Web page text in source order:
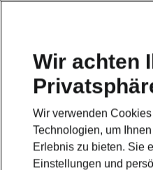
Wir achten
Wir verwenden
Technologien, um
Erlebnis zu bieten. Sie
Einstellungen und